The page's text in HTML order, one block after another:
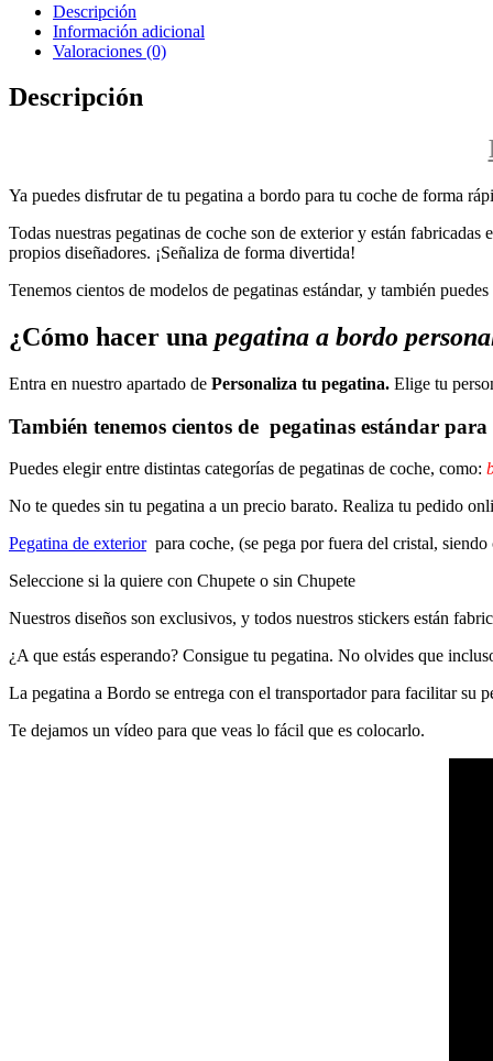
Descripción
Información adicional
Valoraciones (0)
Descripción
Ya puedes disfrutar de tu pegatina a bordo para tu coche de forma
Todas nuestras pegatinas de coche son de exterior y están
propios diseñadores. ¡Señaliza de forma divertida!
Tenemos cientos de modelos de pegatinas estándar, y también
¿Cómo hacer una pegatina a bordo
Entra en nuestro apartado de Personaliza tu pegatina. Elige tu
También tenemos cientos de pegatinas estándar para
Puedes elegir entre distintas categorías de pegatinas de coche, como:
No te quedes sin tu pegatina a un precio barato. Realiza tu pedido
Pegatina de exteriorpara coche, (se pega por fuera del cristal,
Seleccione si la quiere con Chupete o sin Chupete
Nuestros diseños son exclusivos, y todos nuestros stickers están
¿A que estás esperando? Consigue tu pegatina. No olvides que
La pegatina a Bordo se entrega con el transportador para facilitar su
Te dejamos un vídeo para que veas lo fácil que es colocarlo.